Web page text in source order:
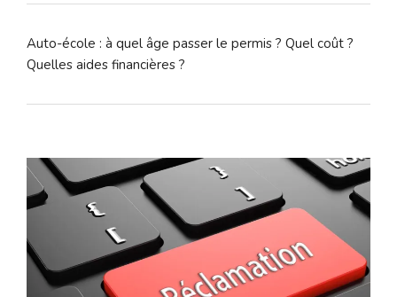
Auto-école : à quel âge passer le permis ? Quel coût ?
Quelles aides financières ?